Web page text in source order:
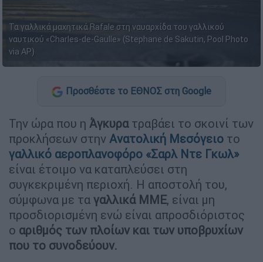
Τα γαλλικά μαχητικά Rafale στη ναυαρχίδα του γαλλικού
ναυτικού «Charles-de-Gaulle» (Stephane de Sakutin, Pool Photo
via AP)
Προσθέστε το ΕΘΝΟΣ στη Google
Την ώρα που η Άγκυρα τραβάει το σκοινί των
προκλήσεων στην Ανατολική Μεσόγειο το
γαλλικό αεροπλανοφόρο «Σαρλ Ντε Γκωλ»
είναι έτοιμο να καταπλεύσει στη
συγκεκριμένη περιοχή. Η αποστολή του,
σύμφωνα με τα γαλλικά ΜΜΕ, είναι μη
προσδιορισμένη ενώ είναι απροσδιόριστος
ο αριθμός των πλοίων και των υποβρυχίων
που το συνοδεύουν.